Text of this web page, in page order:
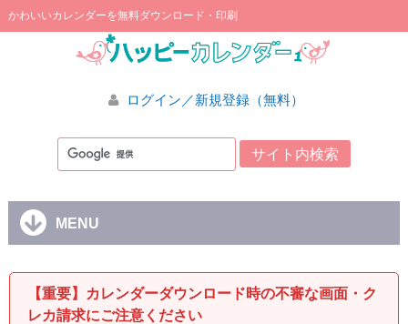
かわいいカレンダーを無料ダウンロード・印刷
ログイン／新規登録（無料）
MENU
【重要】カレンダーダウンロード時の不審な画面・ク
レカ請求にご注意ください